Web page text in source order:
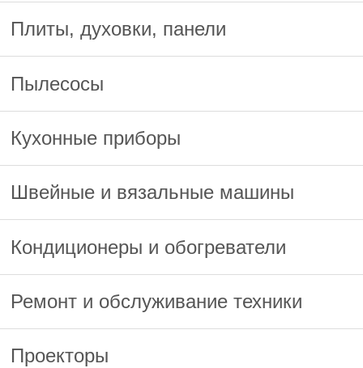
Плиты, духовки, панели
Пылесосы
Кухонные приборы
Швейные и вязальные машины
Кондиционеры и обогреватели
Ремонт и обслуживание техники
Проекторы